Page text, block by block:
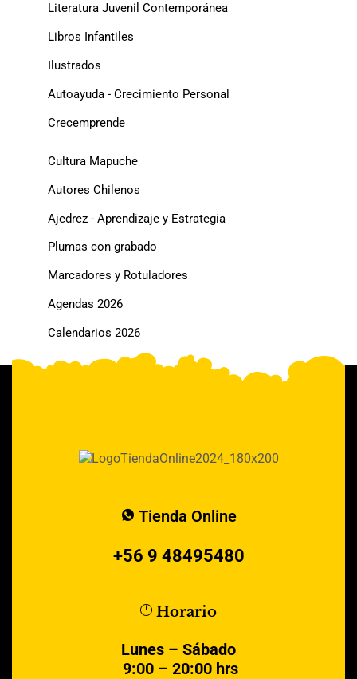
Literatura Juvenil Contemporánea
Libros Infantiles
Ilustrados
Autoayuda - Crecimiento Personal
Crecemprende
Cultura Mapuche
Autores Chilenos
Ajedrez - Aprendizaje y Estrategia
Plumas con grabado
Marcadores y Rotuladores
Agendas 2026
Calendarios 2026
Tienda Online
+56 9 48495480
Horario
Lunes – Sábado
9:00 – 20:00 hrs